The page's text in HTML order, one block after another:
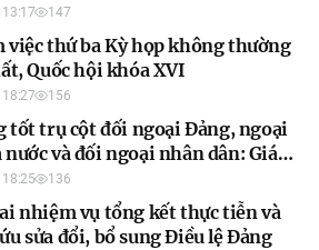
147
việc thứ ba Kỳ họp không thường
Quốc hội khóa XVI
156
tốt trụ cột đối ngoại Đảng, ngoại
nước và đối ngoại nhân dân: Giá
phát triển
136
nhiệm vụ tổng kết thực tiễn và
sửa đổi, bổ sung Điều lệ Đảng